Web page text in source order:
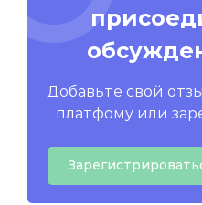
Добавьте свой
платфому или